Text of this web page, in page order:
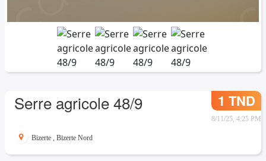
Serre agricole 48/9 1 TND
8/11/25, 4:25 PM
Bizerte , Bizerte Nord